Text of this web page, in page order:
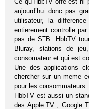
Ce qu’HbbTV offe est
aujourd’hui donc pas
utilisateur, la
entierement controlle
pas de STB. HbbTV
Bluray, stations de
consomateur et qui est
Une des applications
chercher sur un meme
pour les consommateurs.
HbbTV est aussi un
des Apple TV , Google